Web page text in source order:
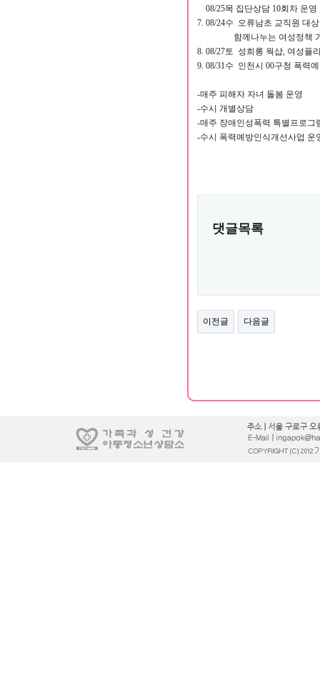
08/25목 집단상담 10회차 운영
7. 08/24수 오류남초 교직원 대
함께나누는 여성정책 가족
8. 08/27토 성희롱 웍샵, 여성플
9. 08/31수 인천시 00구청 폭력
-매주 피해자 자녀 돌봄 운영
-수시 개별상담
-매주 장애인성폭력 특별프로그
-수시 폭력예방인식개선사업 운
댓글목록
이전글 다음글